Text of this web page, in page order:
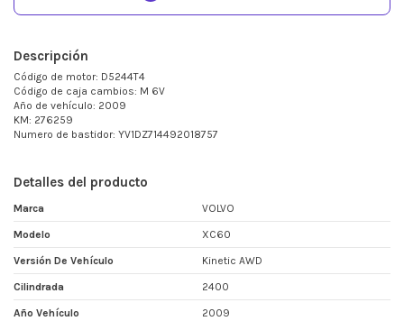
Descripción
Código de motor: D5244T4
Código de caja cambios: M 6V
Año de vehículo: 2009
KM: 276259
Numero de bastidor: YV1DZ714492018757
Detalles del producto
Marca VOLVO
Modelo XC60
Versión De Vehículo Kinetic AWD
Cilindrada 2400
Año Vehículo 2009